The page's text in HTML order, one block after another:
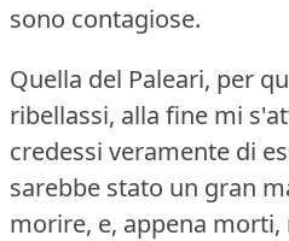
sono contagiose.
Quella del Paleari, per
ribellassi, alla fine mi
credessi veramente di
sarebbe stato un gran
morire, e, appena morti,